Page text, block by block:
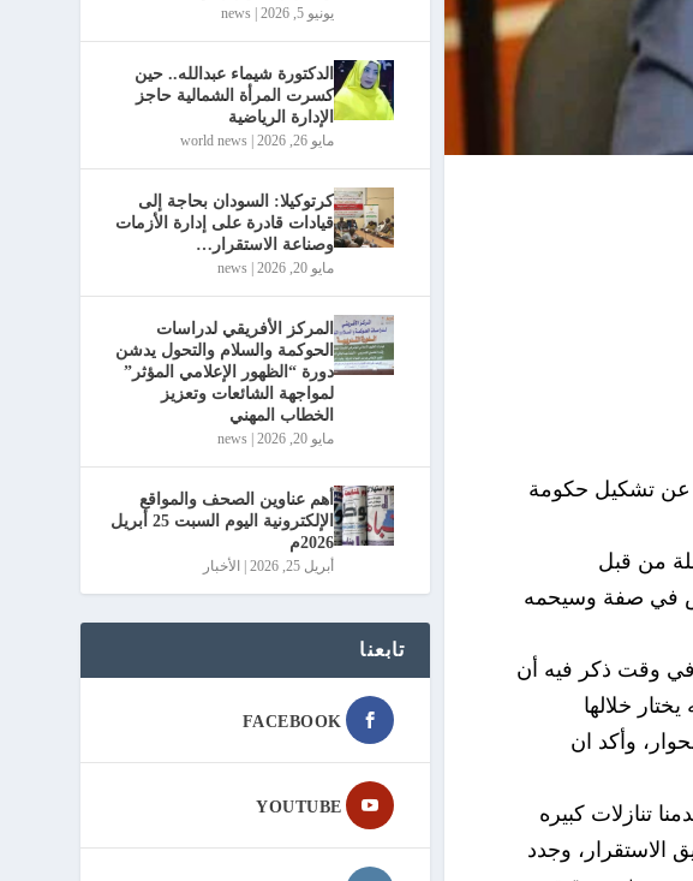
عن تشكيل حكومة
من قبل
في صفة وسيحمه
في وقت ذكر فيه أن
خلالها
وأكد ان
تنازلات كبيره
وجدد
يونيو 5, 2026 news
الدكتورة شيماء عبدالله.. حين
كسرت المرأة الشمالية حاجز
الإدارة الرياضية
مايو 26, 2026 world news
كرتوكيلا: السودان بحاجة إلى
قيادات قادرة على إدارة الأزمات
وصناعة الاستقرار…
مايو 20, 2026 news
المركز الأفريقي لدراسات
الحوكمة والسلام والتحول يدشن
دورة “الظهور الإعلامي المؤثر”
لمواجهة الشائعات وتعزيز
الخطاب المهني
مايو 20, 2026 news
أهم عناوين الصحف والمواقع
الإلكترونية اليوم السبت 25 أبريل
2026م
أبريل 25, 2026 الأخبار
تابعنا
FACEBOOK
YOUTUBE